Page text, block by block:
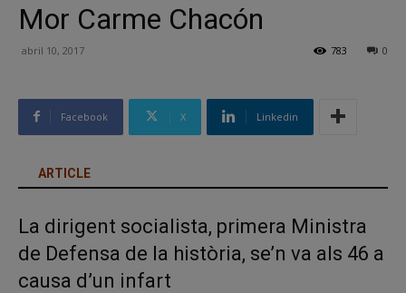
Mor Carme Chacón
abril 10, 2017 0
783
Facebook X Linkedin
ARTICLE
La dirigent socialista, primera Ministra
de Defensa de la història, se’n va als 46 a
causa d’un infart